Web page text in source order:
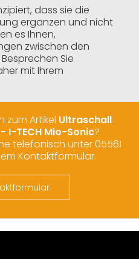
dass sie die
ergänzen und nicht
es Ihnen,
zwischen den
Sie
mit Ihrem
zum Artikel Ultraschall
I-TECH Mio-Sonic?
telefonisch unter 05561
Kontaktformular.